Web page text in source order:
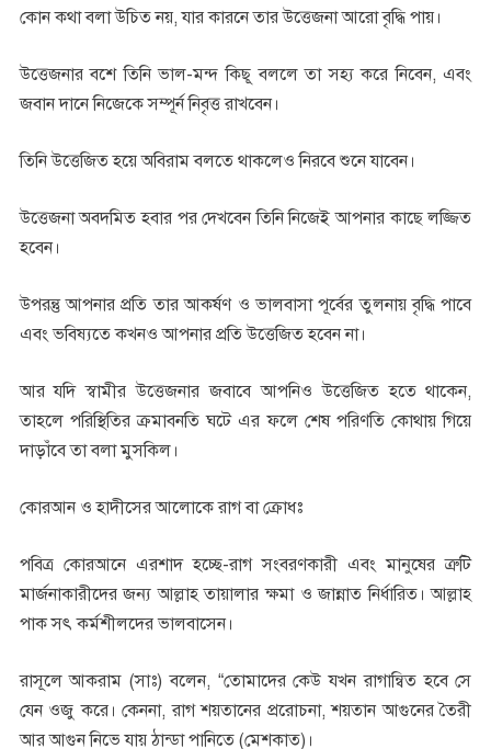
কোন কথা বলা উচিত নয়, যার কারনে তার উত্তেজনা আরো বৃদ্ধি পায়।
উত্তেজনার বশে তিনি ভাল-মন্দ কিছূ বললে তা সহ্য করে নিবেন, এবং
জবান দানে নিজেকে সম্পূর্ন নিবৃত্ত রাখবেন।
তিনি উত্তেজিত হয়ে অবিরাম বলতে থাকলেও নিরবে শুনে যাবেন।
উত্তেজনা অবদমিত হবার পর দেখবেন তিনি নিজেই আপনার কাছে লজ্জিত
হবেন।
উপরন্তু আপনার প্রতি তার আকর্ষণ ও ভালবাসা পূর্বের তুলনায় বৃদ্ধি পাবে
এবং ভবিষ্যতে কখনও আপনার প্রতি উত্তেজিত হবেন না।
আর যদি স্বামীর উত্তেজনার জবাবে আপনিও উত্তেজিত হতে থাকেন,
তাহলে পরিস্থিতির ক্রমাবনতি ঘটে এর ফলে শেষ পরিণতি কোথায় গিয়ে
দাড়াঁবে তা বলা মুসকিল।
কোরআন ও হাদীসের আলোকে রাগ বা ক্রোধঃ
পবিত্র কোরআনে এরশাদ হচ্ছে-রাগ সংবরণকারী এবং মানুষের ত্রুটি
মার্জনাকারীদের জন্য আল্লাহ তায়ালার ক্ষমা ও জান্নাত নির্ধারিত। আল্লাহ
পাক সৎ কর্মশীলদের ভালবাসেন।
রাসূলে আকরাম (সাঃ) বলেন, “তোমাদের কেউ যখন রাগান্বিত হবে সে
যেন ওজু করে। কেননা, রাগ শয়তানের প্ররোচনা, শয়তান আগুনের তৈরী
আর আগুন নিভে যায় ঠান্ডা পানিতে (মেশকাত)।